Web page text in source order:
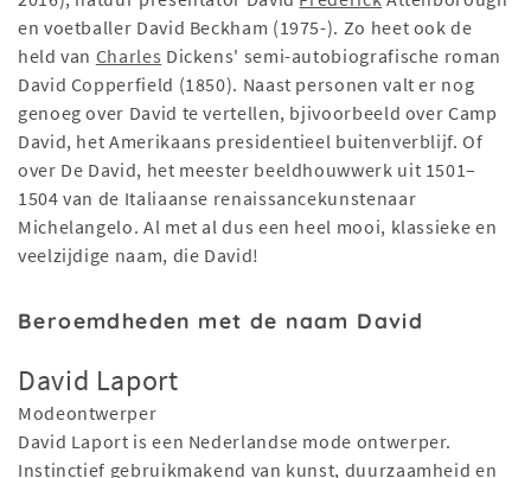
en voetballer David Beckham (1975-). Zo heet ook de
held van Charles Dickens' semi-autobiografische roman
David Copperfield (1850). Naast personen valt er nog
genoeg over David te vertellen, bjivoorbeeld over Camp
David, het Amerikaans presidentieel buitenverblijf. Of
over De David, het meester beeldhouwwerk uit 1501–
1504 van de Italiaanse renaissancekunstenaar
Michelangelo. Al met al dus een heel mooi, klassieke en
veelzijdige naam, die David!
Beroemdheden met de naam David
David Laport
Modeontwerper
David Laport is een Nederlandse mode ontwerper.
Instinctief gebruikmakend van kunst, duurzaamheid en